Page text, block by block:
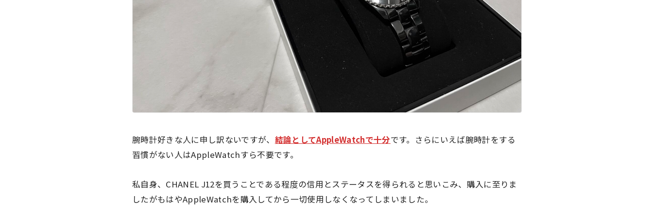
腕時計好きな人に申し訳ないですが、 結論としてAppleWatchで十分です。さらにいえば腕時計をする
習慣がない人はAppleWatchすら不要です。
私自身、CHANEL J12を買うことである程度の信用とステータスを得られると思いこみ、購入に至りま
したがもはやAppleWatchを購入してから一切使用しなくなってしまいました。